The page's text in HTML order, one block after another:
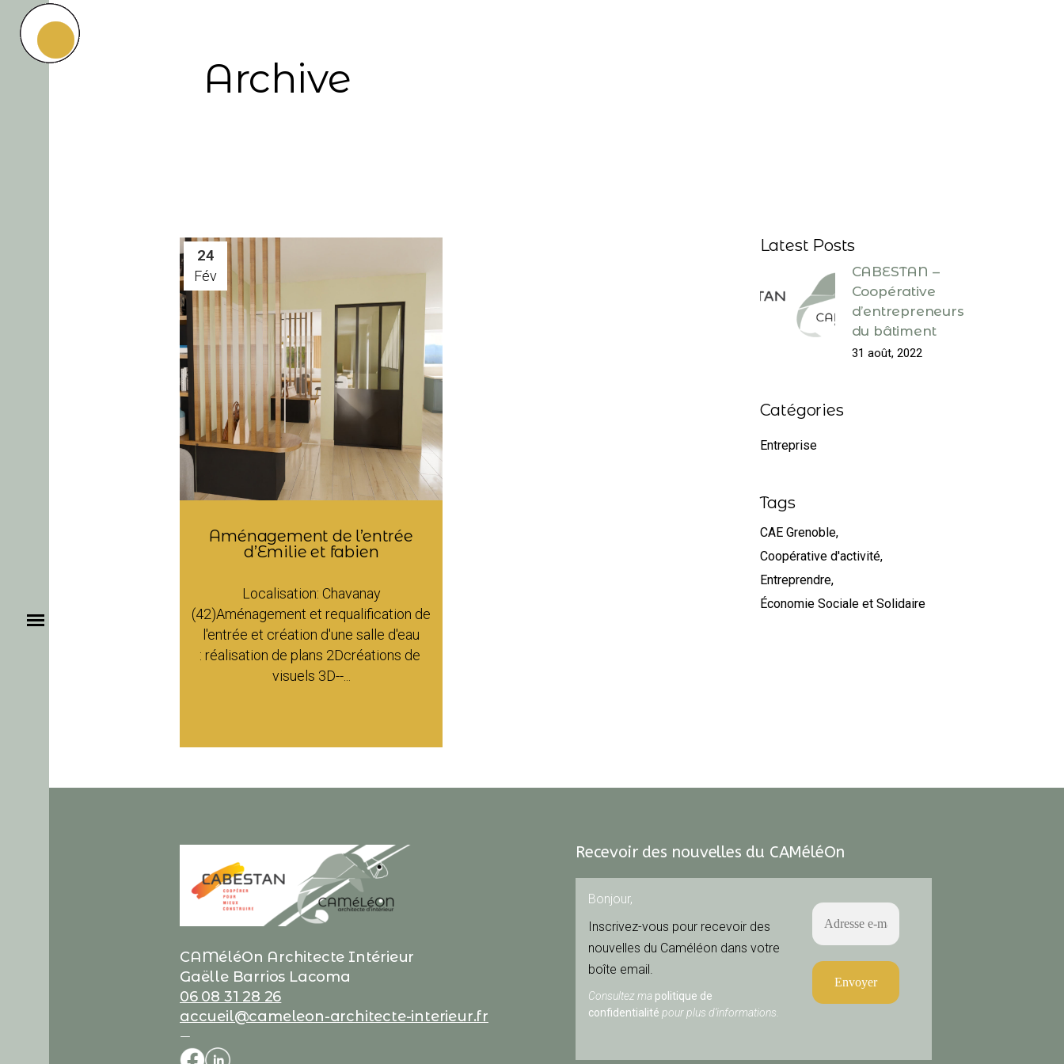
Archive
24
Fév
Aménagement de l’entrée
d’Emilie et fabien
Localisation: Chavanay
(42)Aménagement et requalification de
l'entrée et création d'une salle d'eau
: réalisation de plans 2Dcréations de
visuels 3D--...
Latest Posts
CABESTAN –
Coopérative
d’entrepreneurs
du bâtiment
31 août, 2022
Catégories
Entreprise
Tags
CAE Grenoble
Coopérative d'activité
Entreprendre
Économie Sociale et Solidaire
CAMéléOn Architecte Intérieur
Gaëlle Barrios Lacoma
06 08 31 28 26
accueil@cameleon-architecte-interieur.fr
—
Recevoir des nouvelles du CAMéléOn
Bonjour,
Inscrivez-vous pour recevoir des
nouvelles du Caméléon dans votre
boîte email.
Consultez ma politique de
confidentialité pour plus d’informations.